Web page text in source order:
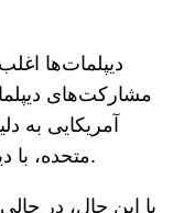
دیپلمات‌ها
مشارکت‌های
آمریکایی به
متحده، با دین به عنوان یک ریل سوم رفتار می‌کنند.
با این حال، در